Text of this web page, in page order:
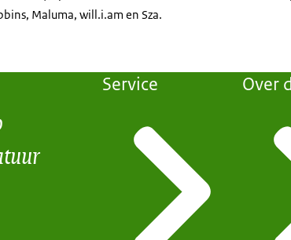
Maluma, will.i.am en Sza.
Service Over